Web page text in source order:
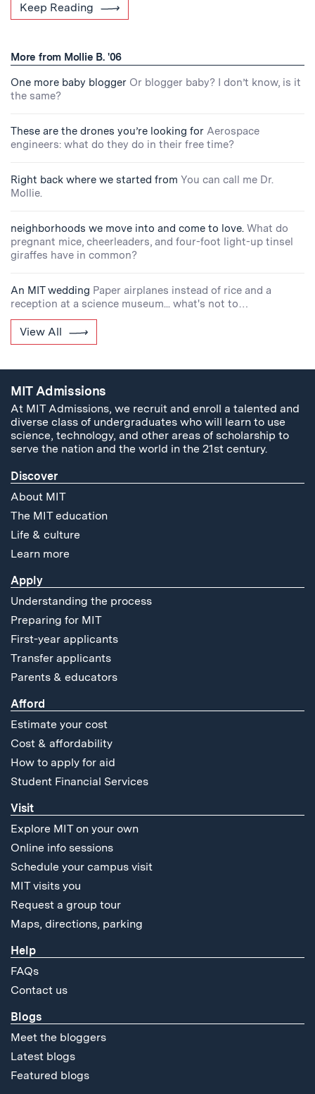
Keep Reading
More from Mollie B. '06
One more baby blogger Or blogger baby? I don’t know, is it
the same?
These are the drones you’re looking for Aerospace
engineers: what do they do in their free time?
Right back where we started from You can call me Dr.
Mollie.
neighborhoods we move into and come to love. What do
pregnant mice, cheerleaders, and four-foot light-up tinsel
giraffes have in common?
An MIT wedding Paper airplanes instead of rice and a
reception at a science museum... what's not to…
View All
MIT Admissions
At MIT Admissions, we recruit and enroll a talented and
diverse class of undergraduates who will learn to use
science, technology, and other areas of scholarship to
serve the nation and the world in the 21st century.
Discover
About MIT
The MIT education
Life & culture
Learn more
Apply
Understanding the process
Preparing for MIT
First-year applicants
Transfer applicants
Parents & educators
Afford
Estimate your cost
Cost & affordability
How to apply for aid
Student Financial Services
Visit
Explore MIT on your own
Online info sessions
Schedule your campus visit
MIT visits you
Request a group tour
Maps, directions, parking
Help
FAQs
Contact us
Blogs
Meet the bloggers
Latest blogs
Featured blogs